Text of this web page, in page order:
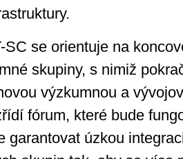
SC se orientuje na
skupiny, s nimiž
výzkumnou a
fórum, které bude
garantovat úzkou